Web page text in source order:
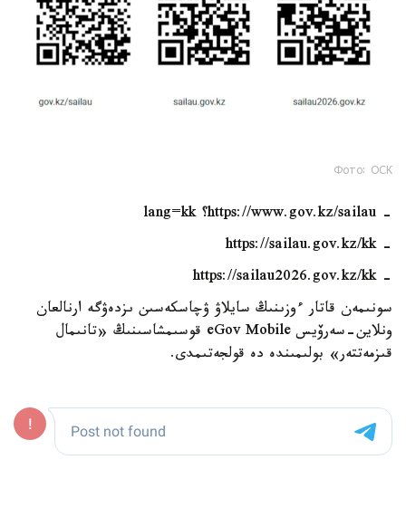
Фото: ОСК
- https://www.gov.kz/sailau؟ lang=kk
- https://sailau.gov.kz/kk
- https://sailau2026.gov.kz/kk
سونىمەن قاتار ءوزىنىڭ سايلاۋ ۋچاسكەسىن ىزدەۋگە ارنالعان
ونلاين-سەرۆيس eGov Mobile قوسىمشاسىنىڭ «تانىمال
قىزمەتتەر» بولىمىندە دە قولجەتىمدى.